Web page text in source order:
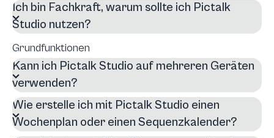
Ich bin Fachkraft, warum sollte ich Pictalk
Studio nutzen?
Grundfunktionen
Kann ich Pictalk Studio auf mehreren Geräten
verwenden?
Wie erstelle ich mit Pictalk Studio einen
Wochenplan oder einen Sequenzkalender?